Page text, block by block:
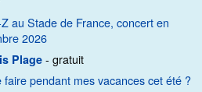
au Stade de France, concert en
2026
Plage - gratuit
faire pendant mes vacances cet été ?